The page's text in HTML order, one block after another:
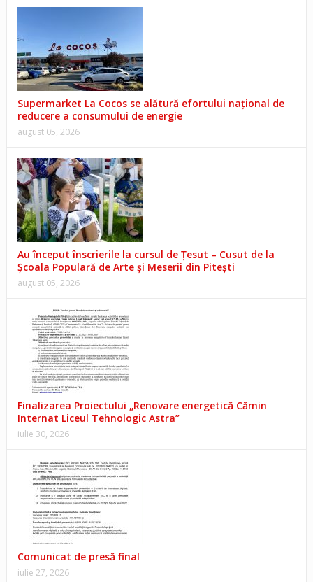
Supermarket La Cocos se alătură efortului național de
reducere a consumului de energie
august 05, 2026
Au început înscrierile la cursul de Țesut – Cusut de la
Școala Populară de Arte și Meserii din Pitești
august 05, 2026
Finalizarea Proiectului „Renovare energetică Cămin
Internat Liceul Tehnologic Astra”
iulie 30, 2026
Comunicat de presă final
iulie 27, 2026